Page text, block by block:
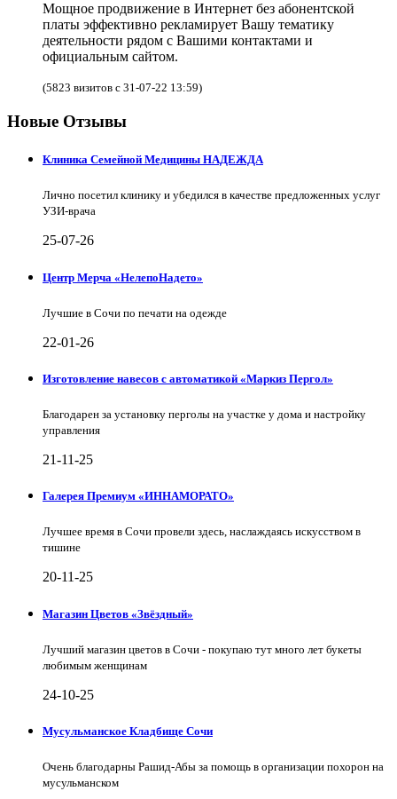
Мощное продвижение в Интернет без абонентской
платы эффективно рекламирует Вашу тематику
деятельности рядом с Вашими контактами и
официальным сайтом.
(5823 визитов с 31-07-22 13:59)
Новые Отзывы
Клиника Семейной Медицины НАДЕЖДА
Лично посетил клинику и убедился в качестве предложенных услуг
УЗИ-врача
25-07-26
Центр Мерча «НелепоНадето»
Лучшие в Сочи по печати на одежде
22-01-26
Изготовление навесов с автоматикой «Маркиз Пергол»
Благодарен за установку перголы на участке у дома и настройку
управления
21-11-25
Галерея Премиум «ИННАМОРАТО»
Лучшее время в Сочи провели здесь, наслаждаясь искусством в
тишине
20-11-25
Магазин Цветов «Звёздный»
Лучший магазин цветов в Сочи - покупаю тут много лет букеты
любимым женщинам
24-10-25
Мусульманское Кладбище Сочи
Очень благодарны Рашид-Абы за помощь в организации похорон на
мусульманском